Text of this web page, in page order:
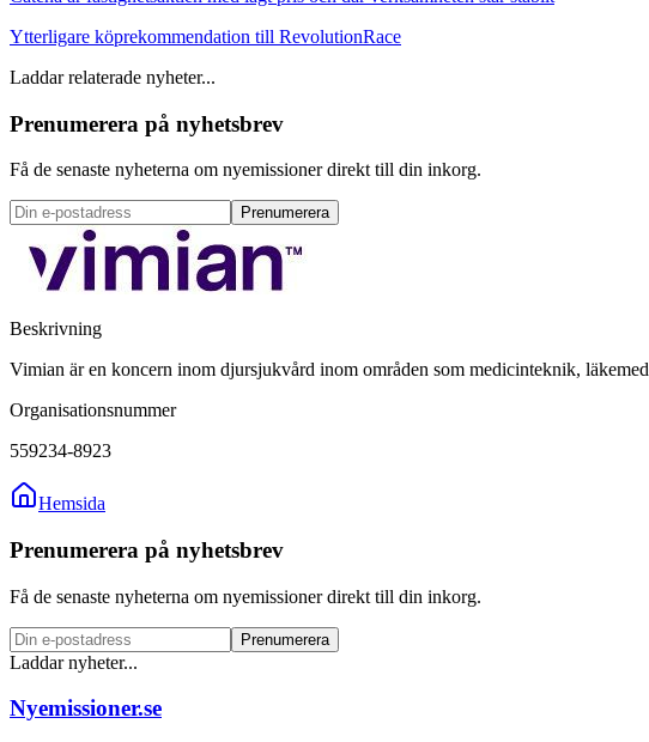
Ytterligare köprekommendation till RevolutionRace
Laddar relaterade nyheter...
Prenumerera på nyhetsbrev
Få de senaste nyheterna om nyemissioner direkt till din inkorg.
Prenumerera
Beskrivning
Vimian är en koncern inom djursjukvård inom områden som medicinteknik,
Organisationsnummer
559234-8923
Hemsida
Prenumerera på nyhetsbrev
Få de senaste nyheterna om nyemissioner direkt till din inkorg.
Prenumerera
Laddar nyheter...
Nyemissioner.se